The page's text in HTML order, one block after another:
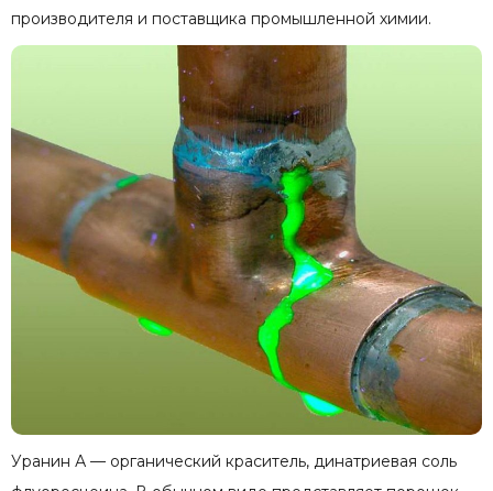
производителя и поставщика промышленной химии.
Уранин А — органический краситель, динатриевая соль